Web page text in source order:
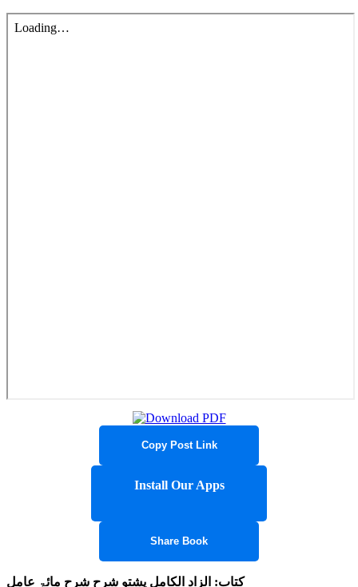
Copy Post Link
Install Our Apps
Share Book
کتاب: الزاد الکامل پشتو شرح شرح مائۃ عامل